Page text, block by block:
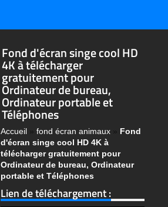
Fond d'écran singe cool HD
4K à télécharger
gratuitement pour
Ordinateur de bureau,
Ordinateur portable et
Téléphones
Accueil » fond écran animaux » Fond
d'écran singe cool HD 4K à
télécharger gratuitement pour
Ordinateur de bureau, Ordinateur
portable et Téléphones
Lien de téléchargement :